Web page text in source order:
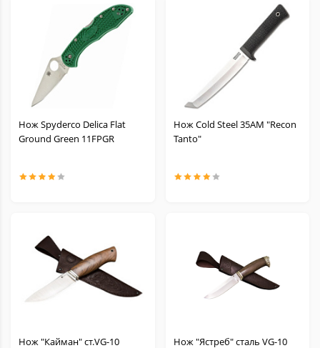
Мачете
Охотничьи
Филейные
Тычковые
Средства заточки
Темляки и Бусины
Масла для ножей
Нож Spyderco Delica Flat
Ground Green 11FPGR
Нож Cold Steel 35AM "Recon
Tanto"
Нож "Кайман" ст.VG-10
Нож "Ястреб" сталь VG-10